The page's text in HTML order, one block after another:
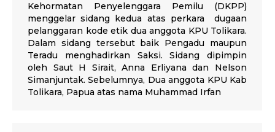
Kehormatan Penyelenggara Pemilu (DKPP)
menggelar sidang kedua atas perkara dugaan
pelanggaran kode etik dua anggota KPU Tolikara.
Dalam sidang tersebut baik Pengadu maupun
Teradu menghadirkan Saksi. Sidang dipimpin
oleh Saut H Sirait, Anna Erliyana dan Nelson
Simanjuntak. Sebelumnya, Dua anggota KPU Kab
Tolikara, Papua atas nama Muhammad Irfan